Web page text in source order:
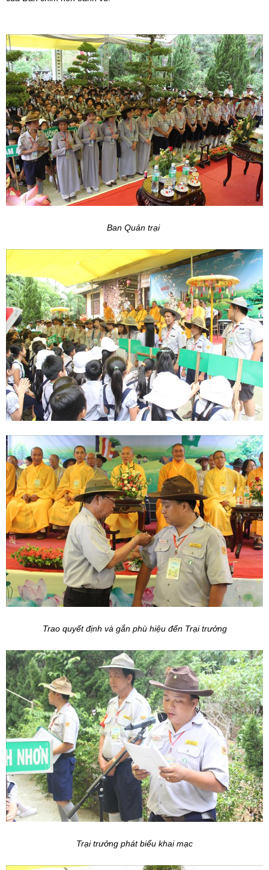
Ban Quản trại
Trao quyết định và gắn phù hiệu đến Trại trưởng
Trại trưởng phát biểu khai mạc